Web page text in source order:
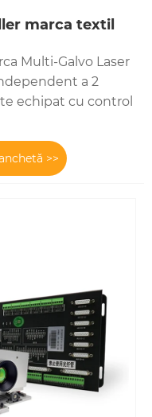
marca textil
Multi-Galvo Laser
a 2
echipat cu control
>>